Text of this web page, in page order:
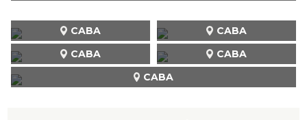
CABA
CABA
CABA
CABA
CABA